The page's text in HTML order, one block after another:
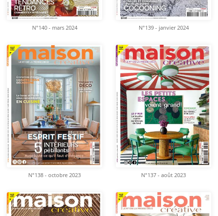
N°140 - mars 2024 N°139 - janvier 2024
N°138 - octobre 2023 N°137 - août 2023